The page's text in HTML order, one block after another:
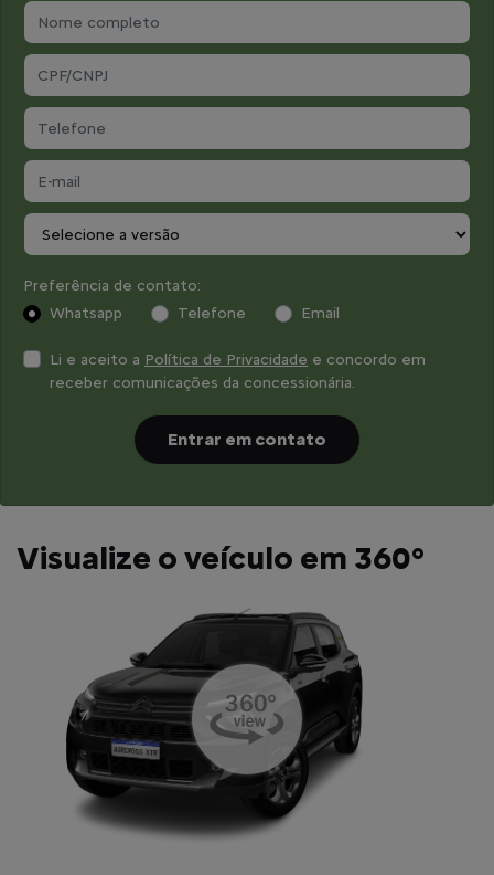
Preferência de contato:
Whatsapp
Telefone Email
Li e aceito a Política de Privacidade e concordo em
receber comunicações da concessionária.
Entrar em contato
Visualize o veículo em 360°